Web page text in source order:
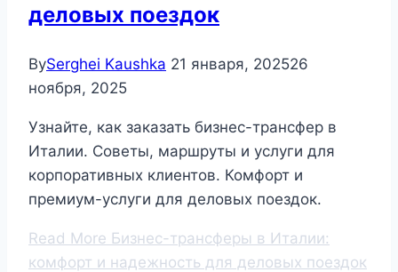
деловых поездок
BySerghei Kaushka 21 января, 202526
ноября, 2025
Узнайте, как заказать бизнес-трансфер в
Италии. Советы, маршруты и услуги для
корпоративных клиентов. Комфорт и
премиум-услуги для деловых поездок.
Read More Бизнес-трансферы в Италии:
комфорт и надежность для деловых поездок